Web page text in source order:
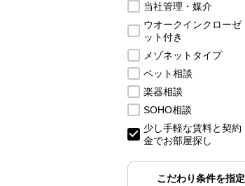
当社管理・媒介
ウオークインクローゼ
ット付き
メゾネットタイプ
ペット相談
楽器相談
SOHO相談
少し手軽な賃料と契約
金でお部屋探し
こだわり条件を指定